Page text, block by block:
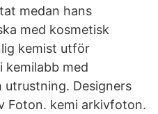
medan hans
med kosmetisk
kemist utför
kemilabb med
Designers
Foton. kemi arkivfoton.